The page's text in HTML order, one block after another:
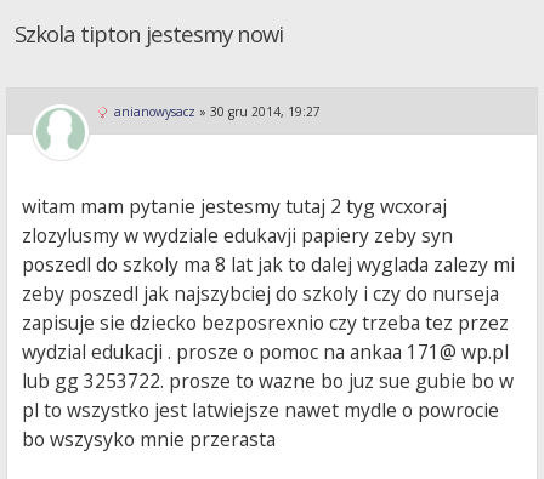
Szkola tipton jestesmy nowi
anianowysacz » 30 gru 2014, 19:27
witam mam pytanie jestesmy tutaj 2 tyg wcxoraj
zlozylusmy w wydziale edukavji papiery zeby syn
poszedl do szkoly ma 8 lat jak to dalej wyglada zalezy mi
zeby poszedl jak najszybciej do szkoly i czy do nurseja
zapisuje sie dziecko bezposrexnio czy trzeba tez przez
wydzial edukacji . prosze o pomoc na ankaa 171@ wp.pl
lub gg 3253722. prosze to wazne bo juz sue gubie bo w
pl to wszystko jest latwiejsze nawet mydle o powrocie
bo wszysyko mnie przerasta